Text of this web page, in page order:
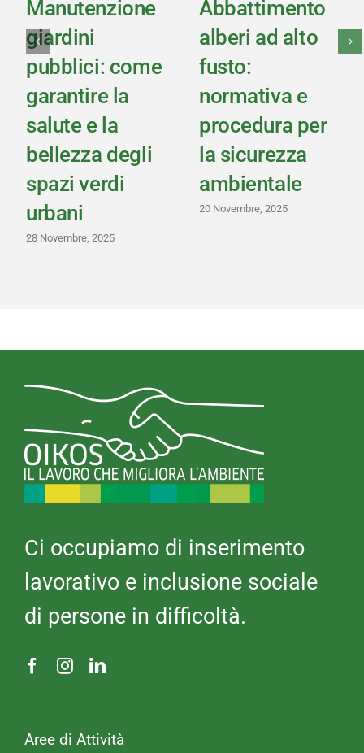
Manutenzione
giardini
pubblici: come
garantire la
salute e la
bellezza degli
spazi verdi
urbani
28 Novembre, 2025
Abbattimento
alberi ad alto
fusto:
normativa e
procedura per
la sicurezza
ambientale
20 Novembre, 2025
Ci occupiamo di inserimento
lavorativo e inclusione sociale
di persone in difficoltà.
Aree di Attività